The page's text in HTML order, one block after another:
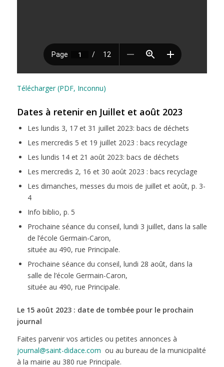
Télécharger (PDF, Inconnu)
Dates à retenir en Juillet et août 2023
Les lundis 3, 17 et 31 juillet 2023: bacs de déchets
Les mercredis 5 et 19 juillet 2023 : bacs recyclage
Les lundis 14 et 21 août 2023: bacs de déchets
Les mercredis 2, 16 et 30 août 2023 : bacs recyclage
Les dimanches, messes du mois de juillet et août, p. 3-
4
Info biblio, p. 5
Prochaine séance du conseil, lundi 3 juillet, dans la salle
de l’école Germain-Caron,
située au 490, rue Principale.
Prochaine séance du conseil, lundi 28 août, dans la
salle de l’école Germain-Caron,
située au 490, rue Principale.
Le 15 août 2023 : date de tombée pour le prochain
journal
Faites parvenir vos articles ou petites annonces à
journal@saint-didace.com ou au bureau de la municipalité
à la mairie au 380 rue Principale.